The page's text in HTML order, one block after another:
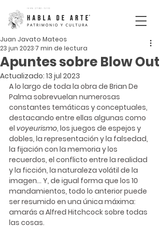
ISSN 2792-5110
Apuntes sobre Blow Out
Juan Javato Mateos
23 jun 2023 7 min de lectura
Actualizado: 13 jul 2023
A lo largo de toda la obra de Brian De
Palma sobrevuelan numerosas
constantes temáticas y conceptuales,
destacando entre ellas algunas como
el voyeurismo, los juegos de espejos y
dobles, la representación y la falsedad,
la fijación con la memoria y los
recuerdos, el conflicto entre la realidad
y la ficción, la naturaleza volátil de la
imagen... Y, de igual forma que los 10
mandamientos, todo lo anterior puede
ser resumido en una única máxima:
amarás a Alfred Hitchcock sobre todas
las cosas.